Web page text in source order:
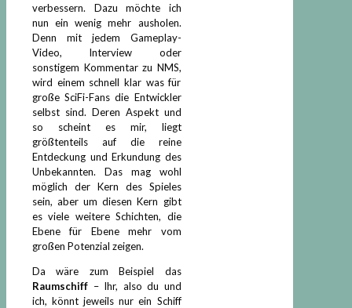
verbessern. Dazu möchte ich
nun ein wenig mehr ausholen.
Denn mit jedem Gameplay-
Video, Interview oder
sonstigem Kommentar zu NMS,
wird einem schnell klar was für
große SciFi-Fans die Entwickler
selbst sind. Deren Aspekt und
so scheint es mir, liegt
größtenteils auf die reine
Entdeckung und Erkundung des
Unbekannten. Das mag wohl
möglich der Kern des Spieles
sein, aber um diesen Kern gibt
es viele weitere Schichten, die
Ebene für Ebene mehr vom
großen Potenzial zeigen.
Da wäre zum Beispiel das
Raumschiff – Ihr, also du und
ich, könnt jeweils nur ein Schiff